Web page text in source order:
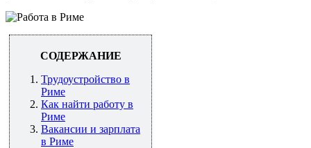
СОДЕРЖАНИЕ
Трудоустройство в
Риме
Как найти работу в
Риме
Вакансии и зарплата
в Риме